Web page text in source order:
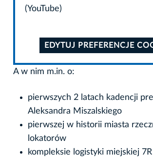
(YouTube)
EDYTUJ PREFERENCJE
A w nim m.in. o:
pierwszych 2 latach kadencji
Aleksandra Miszalskiego
pierwszej w historii miasta
lokatorów
kompleksie logistyki miejskiej